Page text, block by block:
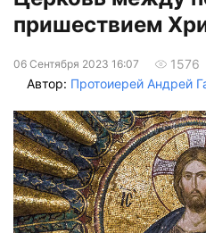
пришествием
06 Сентября 2023 16:07
1576
Автор: Протоиерей Андрей